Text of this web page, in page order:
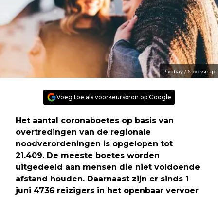
Pixabay / Stocksnap
Voeg toe als voorkeursbron op Google
Het aantal coronaboetes op basis van
overtredingen van de regionale
noodverordeningen is opgelopen tot
21.409. De meeste boetes worden
uitgedeeld aan mensen die niet voldoende
afstand houden. Daarnaast zijn er sinds 1
juni 4736 reizigers in het openbaar vervoer